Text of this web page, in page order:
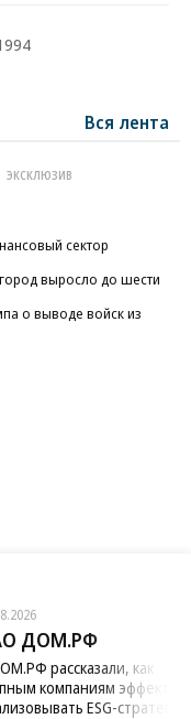
Вся лента
ЭКСКЛЮЗИВ
сектор
выросло до шести
о выводе войск из
ДОМ.РФ
рассказали, как
компаниям
ESG-стратегию